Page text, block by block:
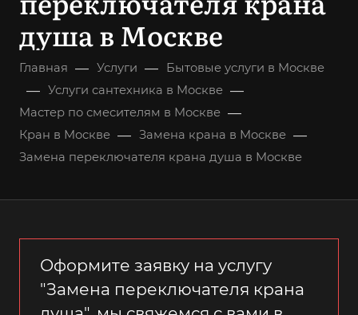
душа в Москве
Главная — Услуги — Бытовые услуги в Москве
— Услуги сантехника в Москве —
Мастер по смесителям в Москве —
Кран в Москве — Замена крана в Москве —
Замена переключателя крана душа в Москве
Оформите заявку на услугу
"Замена переключателя крана